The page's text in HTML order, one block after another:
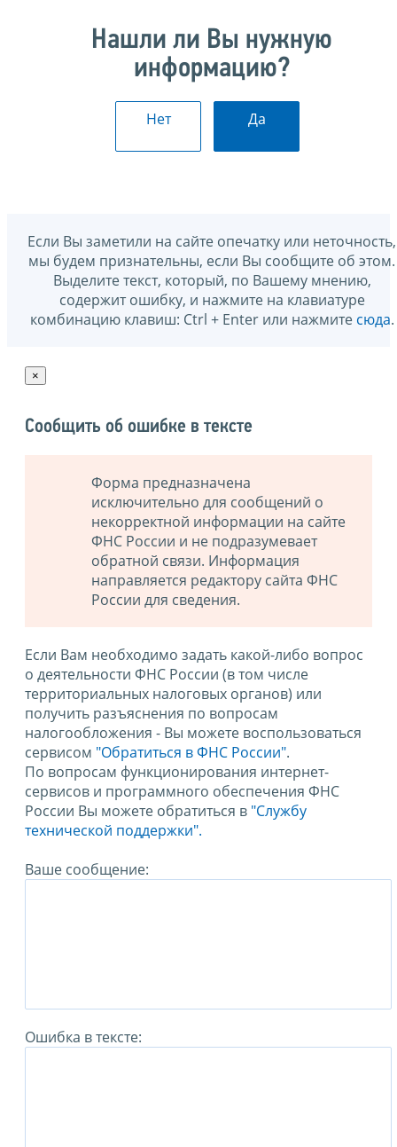
Нашли ли Вы нужную
информацию?
Нет Да
Если Вы заметили на сайте опечатку или неточность,
мы будем признательны, если Вы сообщите об этом.
Выделите текст, который, по Вашему мнению,
содержит ошибку, и нажмите на клавиатуре
комбинацию клавиш: Ctrl + Enter или нажмите сюда.
×
Сообщить об ошибке в тексте
Форма предназначена
исключительно для сообщений о
некорректной информации на сайте
ФНС России и не подразумевает
обратной связи. Информация
направляется редактору сайта ФНС
России для сведения.
Если Вам необходимо задать какой-либо вопрос
о деятельности ФНС России (в том числе
территориальных налоговых органов) или
получить разъяснения по вопросам
налогообложения - Вы можете воспользоваться
сервисом "Обратиться в ФНС России".
По вопросам функционирования интернет-
сервисов и программного обеспечения ФНС
России Вы можете обратиться в "Службу
технической поддержки".
Ваше сообщение:
Ошибка в тексте: